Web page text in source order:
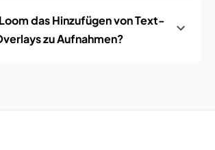
das Hinzufügen von Text-
zu Aufnahmen?